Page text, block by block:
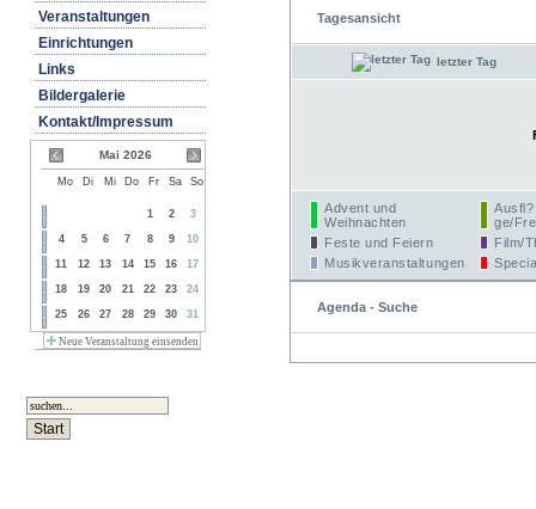
Veranstaltungen
Einrichtungen
Links
Bildergalerie
Kontakt/Impressum
Mai 2026
Mo Di Mi Do Fr Sa So
1 2 3
4 5 6 7 8 9 10
11 12 13 14 15 16 17
18 19 20 21 22 23 24
25 26 27 28 29 30 31
Neue Veranstaltung einsenden
Tagesansicht
letzter Tag
Advent und
Weihnachten
Ausfl?
ge/
Feste und Feiern
Film/
Musikveranstaltungen
Agenda - Suche